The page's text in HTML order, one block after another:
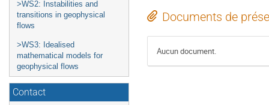
>WS2: Instabilities and
transitions in geophysical
flows
>WS3: Idealised
mathematical models for
geophysical flows
Contact
Documents de
Aucun document.